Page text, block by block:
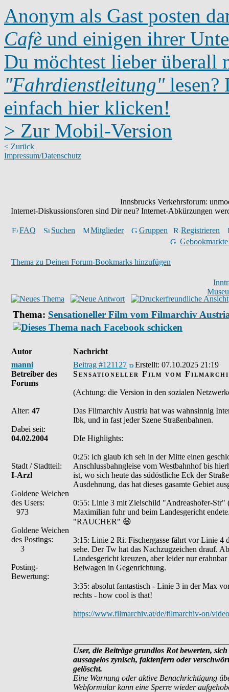
Anonym als Gast posten
Cafè und einigen ihrer
Du möchtest lieber überall
"Fahrdienstleitung"lesen?
einfach hier klicken!
> Zur Mobil-Version
< Zurück
Impressum/Datenschutz
Innsbrucks Verkehrsforum:
Internet-Diskussionsforen sind Dir neu? Internet-Abkürzungen
FAQ Suchen Mitglieder Gruppen
Registrieren
Thema zu Deinen Forum-Bookmarks hinzufügen
Thema: Sensationeller Film vom Filmarchiv
Autor
Nachricht
manni
Betreiber des
Forums
Alter: 47
Dabei seit:
04.02.2004
Stadt / Stadtteil:
I-Arzl
Goldene Weichen
des Users:
973
Goldene Weichen
des Postings:
3
Posting-
Bewertung:
Beitrag #121127 Erstellt: 07.10.2025 21:19
Sensationeller Film vom
(Achtung: die Version in den sozialen
Das Filmarchiv Austria hat was wahnsinnig
Ibk, und in fast jeder Szene Straßenbahnen.
DIe Highlights:
0:25: ich glaub ich seh in der Mitte einen
Anschlussbahngleise vom Westbahnhof bis
ist, wo sich heute das südöstliche Eck der
Ausdehnung, das hat dieses gasamte Gebiet
0:55: Linie 3 mit Zielschild "Andreashofer-Str"
Maximilian fuhr und beim Landesgericht
"RAUCHER" 😆
3:15: Linie 2 Ri. Fischergasse fährt vor Linie 4
sehe. Der Tw hat das Nachzugzeichen drauf.
Landesgericht kreuzen, aber leider nur
Beiwagen in Gegenrichtung.
3:35: absolut fantastisch - Linie 3 in der Max
rechts - how cool is that!
https://www.filmarchiv.at/de/filmarchiv-on/
User, die Beiträge grundlos Rot bewerten,
aussagelos zynisch, faktenfern oder
gelöscht.
Eine Warnung oder aktive Benachrichtigung
Webformular kann eine Sperre wieder